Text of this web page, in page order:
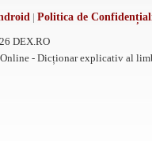
| Politica de
DEX.RO
- Dicționar explicativ al